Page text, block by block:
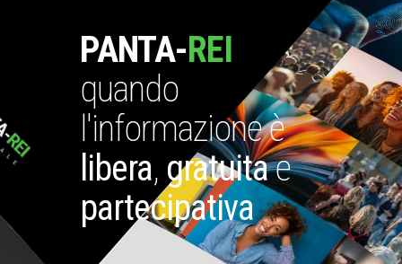
PANTA-REI
quando
l'informazione è
libera, gratuitae
partecipativa